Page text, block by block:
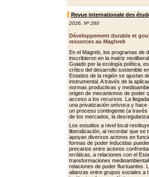
Revue internationale des
2026, Nº 260
Développement durable et
ressorces au Maghreb
En el Magreb, los programas de
inscribieron en la matriz
Guiado por la ecología política,
crítico del desarrollo sostenible
Estados de la región se ajustan
instrumental. A través de la
normas productivas y
origen de mecanismos de poder
acceso a los recursos. La
una privatización unívoca y
un proceso contingente (a
de los mercados, la
Los estudios a nivel local
liberalización, al recordar que se
apoyan diversos actores en
formas de poder inducidas
precarios entre actores
erráticas, a relaciones con el
transformaciones
relaciones de poder fluctuantes.
alianzas entre grupos sociales a